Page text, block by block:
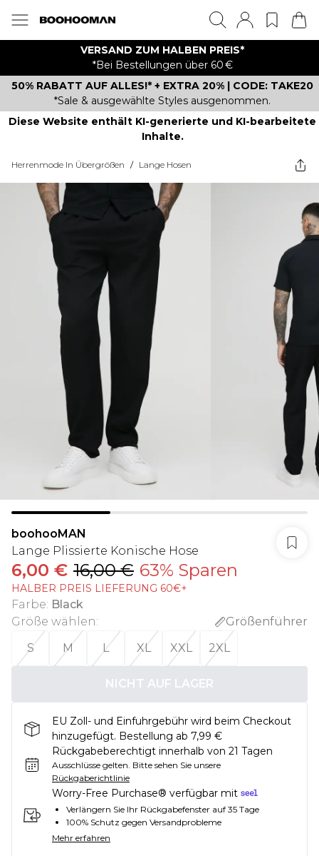
VERSAND ZUM HALBEN PREIS*
*Bei Bestellungen über 60 €
50% RABATT AUF ALLES!* + EXTRA 20% | CODE: TAKE20
*Sale & ausgewählte Styles ausgenommen.
Diese Website enthält KI-generierte und KI-bearbeitete
Inhalte.
Herrenmode In Übergrößen / Lange Hosen
boohooMAN
Lange Plissierte Konische Hose
6,00 € 16,00 € 63% Sparen
HALBER PREIS LIEFERUNG 60€+
Farbe: Black
Größe wählen:
Größenführer
S
M L XL XXL 2XL
NICHT AUF LAGER
EU Zoll- und Einfuhrgebühr wird beim Checkout
hinzugefügt. Bestellung ab 7,99 €
Rückgabeberechtigt innerhalb von 21 Tagen
Ausschlüsse gelten. Bitte sehen Sie unsere
Rückgaberichtlinie
Worry-Free Purchase® verfügbar mit
Verlängern Sie Ihr Rückgabefenster auf 35 Tage
100% Schutz gegen Versandprobleme
Mehr erfahren